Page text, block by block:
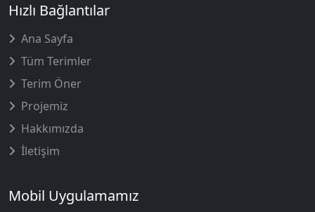
Hızlı Bağlantılar
Ana Sayfa
Tüm Terimler
Terim Öner
Projemiz
Hakkımızda
İletişim
Mobil Uygulamamız